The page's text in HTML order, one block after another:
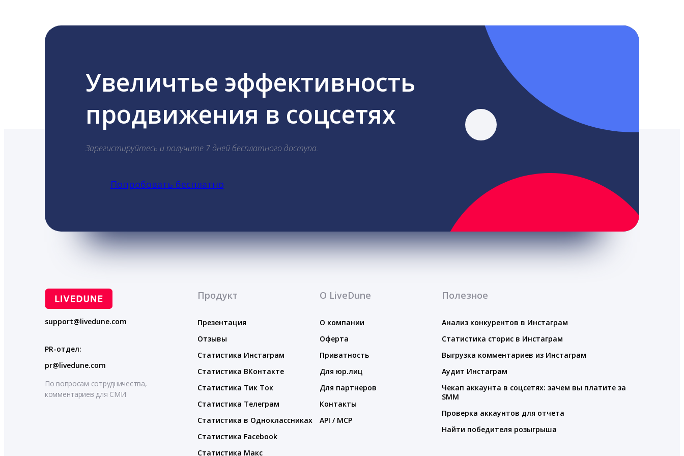
Увеличтье эффективность
продвижения в соцсетях
Зарегистируйтесь и получите 7 дней бесплатного доступа.
Попробовать бесплатно
support@livedune.com
PR-отдел:
pr@livedune.com
По вопросам сотрудничества,
комментариев для СМИ
Продукт
Презентация
Отзывы
Статистика Инстаграм
Статистика ВКонтакте
Статистика Тик Ток
Статистика Телеграм
Статистика в Одноклассниках
Статистика Facebook
Статистика Макс
О LiveDune
О компании
Оферта
Приватность
Для юр.лиц
Для партнеров
Контакты
API / MCP
Полезное
Анализ конкурентов в Инстаграм
Статистика сторис в Инстаграм
Выгрузка комментариев из Инстаграм
Аудит Инстаграм
Чекап аккаунта в соцсетях: зачем вы платите за
SMM
Проверка аккаунтов для отчета
Найти победителя розыгрыша